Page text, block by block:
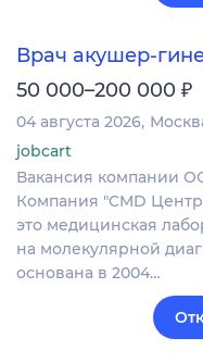
Врач акушер-
50 000–200 000 ₽
04 августа 2026
jobcart
Вакансия компании
Компания "CMD
это медицинская
на молекулярной
основана в 2004…